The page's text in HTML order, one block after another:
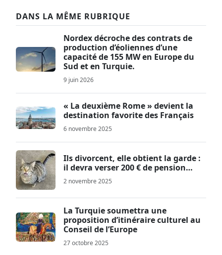
DANS LA MÊME RUBRIQUE
Nordex décroche des contrats de
production d’éoliennes d’une
capacité de 155 MW en Europe du
Sud et en Turquie.
9 juin 2026
« La deuxième Rome » devient la
destination favorite des Français
6 novembre 2025
Ils divorcent, elle obtient la garde :
il devra verser 200 € de pension…
2 novembre 2025
La Turquie soumettra une
proposition d’itinéraire culturel au
Conseil de l’Europe
27 octobre 2025